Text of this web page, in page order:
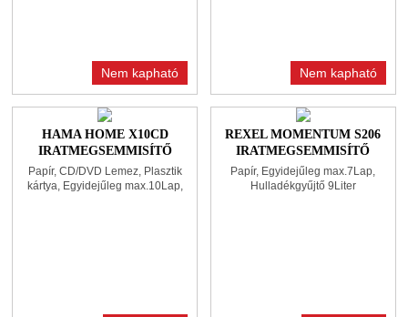
Nem kapható Nem kapható
HAMA HOME X10CD
IRATMEGSEMMISÍTŐ
BLACK
Papír, CD/DVD Lemez, Plasztik
kártya, Egyidejűleg max.10Lap,
REXEL MOMENTUM S206
IRATMEGSEMMISÍTŐ
BLACK
Papír, Egyidejűleg max.7Lap,
Hulladékgyűjtő 9Liter